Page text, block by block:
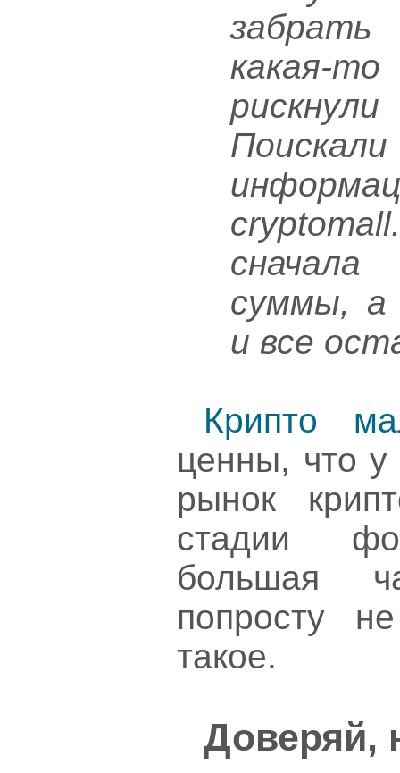
какая-
суммы, а
и все
Крипто
ценны, что у
рынок
стадии
большая
попросту
такое.
Доверяй,